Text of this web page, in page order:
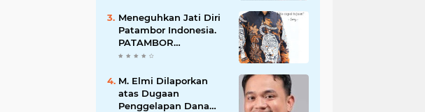
Saat Diciduk Bersama
Sabu
Meneguhkan Jati Diri
Patambor Indonesia.
PATAMBOR
INDONESIA Akan
Jakarta.
M. Elmi Dilaporkan
atas Dugaan
Penggelapan Dana